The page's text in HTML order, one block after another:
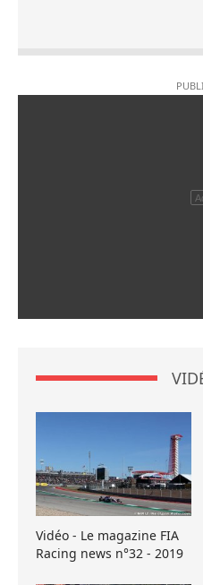
Vidéo - Le magazine FIA
Racing news n°32 - 2019